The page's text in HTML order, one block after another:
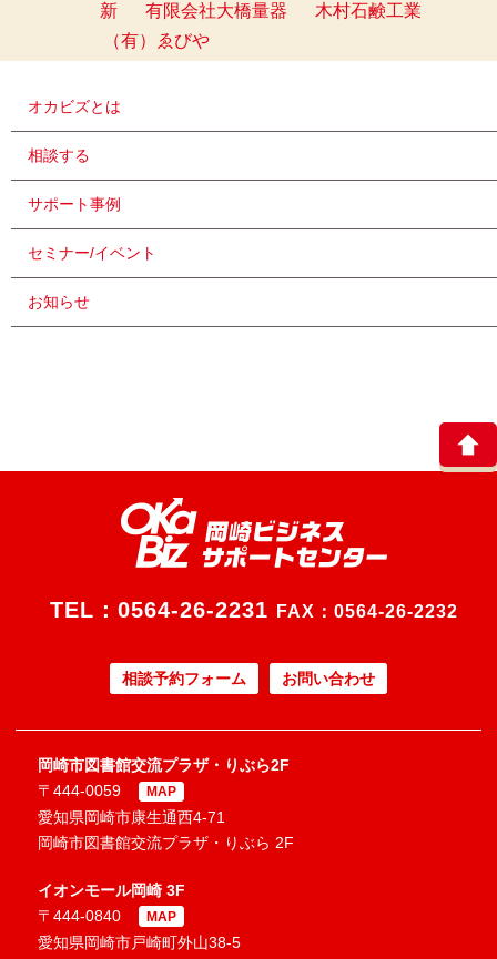
新
有限会社大橋量器
木村石鹸工業
（有）ゑびや
オカビズとは
相談する
サポート事例
セミナー/イベント
お知らせ
TEL： 0564-26-2231 FAX：0564-26-2232
相談予約フォーム お問い合わせ
岡崎市図書館交流プラザ・りぶら2F
〒444-0059
MAP
愛知県岡崎市康生通西4-71
岡崎市図書館交流プラザ・りぶら 2F
イオンモール岡崎 3F
〒444-0840
MAP
愛知県岡崎市戸崎町外山38-5